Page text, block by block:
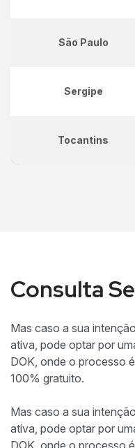
São Paulo
Sergipe
Tocantins
Consulta
Mas caso a sua
ativa, pode optar por
DOK, onde o processo
100% gratuito.
Mas caso a sua
ativa, pode optar por
DOK, onde o processo